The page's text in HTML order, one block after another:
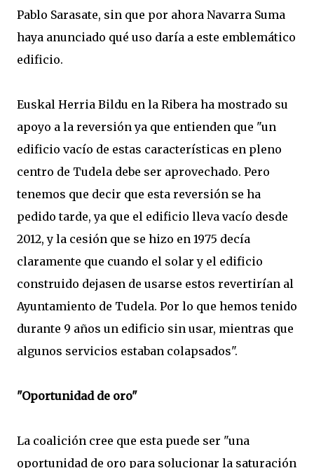
Pablo Sarasate, sin que por ahora Navarra Suma
haya anunciado qué uso daría a este emblemático
edificio.
Euskal Herria Bildu en la Ribera ha mostrado su
apoyo a la reversión ya que entienden que "un
edificio vacío de estas características en pleno
centro de Tudela debe ser aprovechado. Pero
tenemos que decir que esta reversión se ha
pedido tarde, ya que el edificio lleva vacío desde
2012, y la cesión que se hizo en 1975 decía
claramente que cuando el solar y el edificio
construido dejasen de usarse estos revertirían al
Ayuntamiento de Tudela. Por lo que hemos tenido
durante 9 años un edificio sin usar, mientras que
algunos servicios estaban colapsados".
"Oportunidad de oro"
La coalición cree que esta puede ser "una
oportunidad de oro para solucionar la saturación